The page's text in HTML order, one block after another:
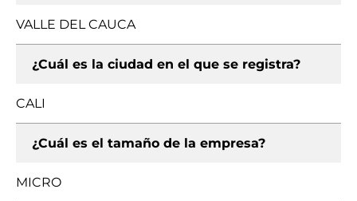
VALLE DEL CAUCA
¿Cuál es la ciudad en el que se registra?
CALI
¿Cuál es el tamaño de la empresa?
MICRO